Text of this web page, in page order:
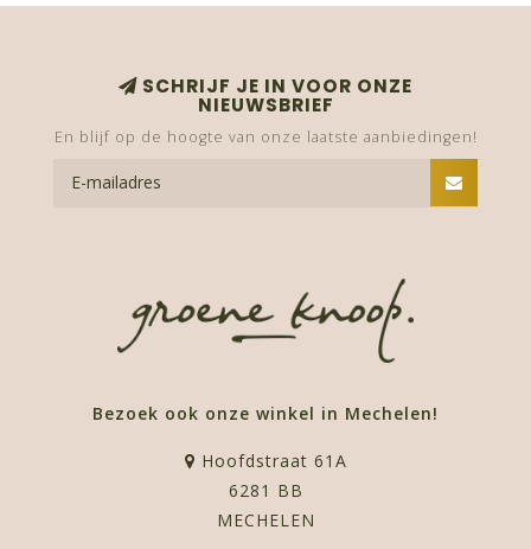
SCHRIJF JE IN VOOR ONZE
NIEUWSBRIEF
En blijf op de hoogte van onze laatste aanbiedingen!
Bezoek ook onze winkel in Mechelen!
Hoofdstraat 61A
6281 BB
MECHELEN